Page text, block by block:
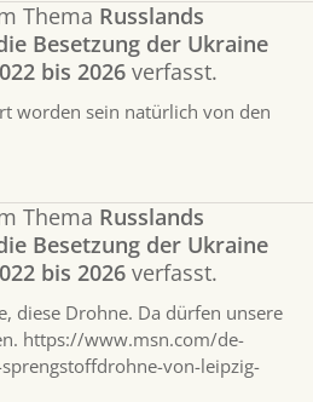
Thema Russlands
Besetzung der Ukraine
bis 2026 verfasst.
worden sein natürlich von den
Thema Russlands
Besetzung der Ukraine
bis 2026 verfasst.
diese Drohne. Da dürfen unsere
https://www.msn.com/de-
von-leipzig-